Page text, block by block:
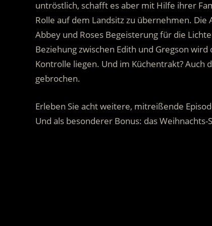
untröstlich, schafft es aber mit Hilfe ihrer
Rolle auf dem Landsitz zu übernehmen.
Abbey und Roses Begeisterung für die
Beziehung zwischen Edith und Gregson
Kontrolle liegen. Und im Küchentrakt?
gebrochen.
Erleben Sie acht weitere, mitreißende
Und als besonderer Bonus: das Weihnachts-